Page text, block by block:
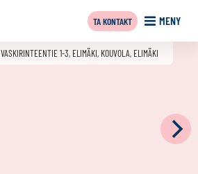
MENY
TA KONTAKT
VASKIRINTEENTIE 1-3, ELIMÄKI, KOUVOLA, ELIMÄKI